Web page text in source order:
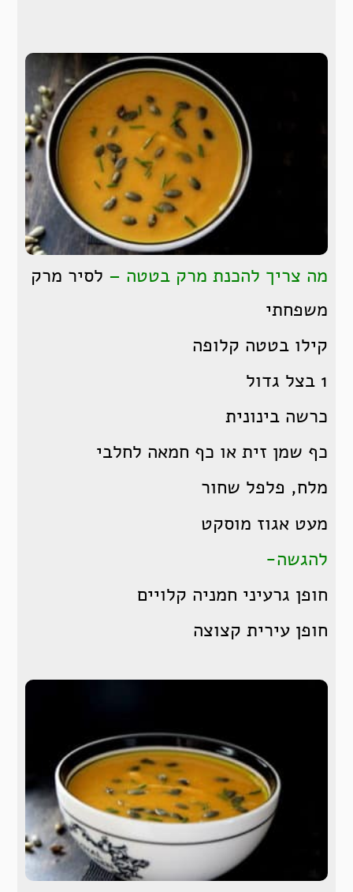
מה צריך להכנת מרק בטטה – לסיר מרק
משפחתי
קילו בטטה קלופה
1 בצל גדול
כרשה בינונית
כף שמן זית או כף חמאה לחלבי
מלח, פלפל שחור
מעט אגוז מוסקט
להגשה-
חופן גרעיני חמניה קלויים
חופן עירית קצוצה